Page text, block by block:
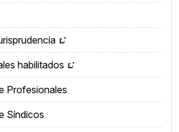
habilitados
Profesionales
Síndicos